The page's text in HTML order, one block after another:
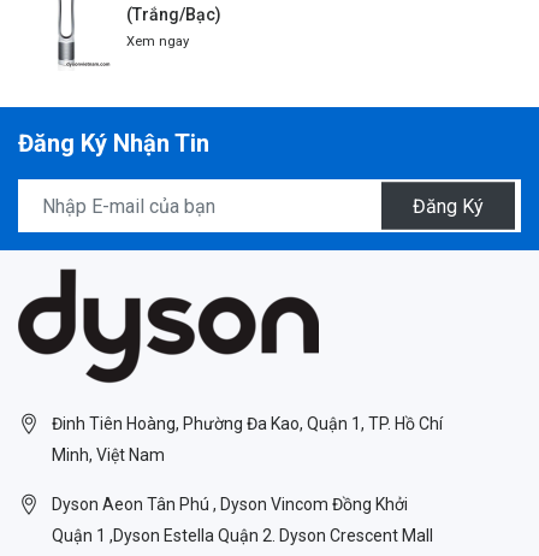
(Trắng/Bạc)
Xem ngay
Đăng Ký Nhận Tin
Đăng Ký
Đinh Tiên Hoàng, Phường Đa Kao, Quận 1, TP. Hồ Chí
Minh, Việt Nam
Dyson Aeon Tân Phú , Dyson Vincom Đồng Khởi
Quận 1 ,Dyson Estella Quận 2. Dyson Crescent Mall